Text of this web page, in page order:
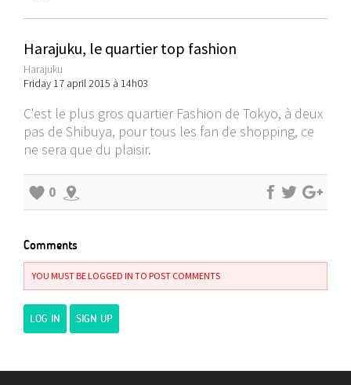
Harajuku, le quartier top fashion
Harajuku
Friday 17 april 2015 à 14h03
C'est le plus gros quartier Fashion de Tokyo, à deux
pas de Shibuya, pour tous les fan de shopping, ce
ne sera que du plaisir.
0
Comments
YOU MUST BE LOGGED IN TO POST COMMENTS
LOG IN SIGN UP